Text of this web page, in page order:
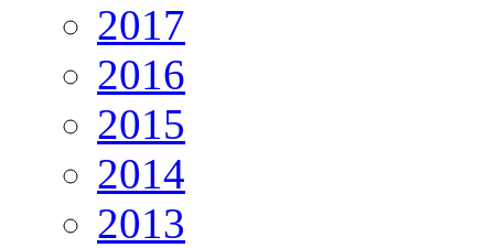
2017
2016
2015
2014
2013